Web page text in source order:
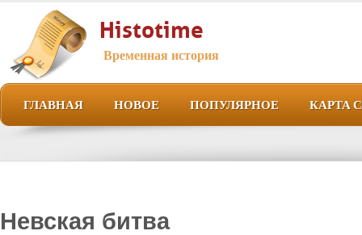
Histotime
Временная история
ГЛАВНАЯ НОВОЕ ПОПУЛЯРНОЕ КАРТА
Невская битва